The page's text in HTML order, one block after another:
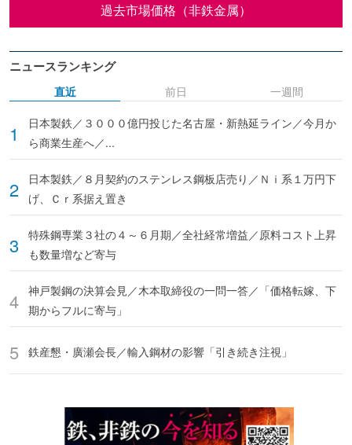
過去市場価格（非鉄金属）
ニュースランキング
直近
日本製鉄／３０００億円投じた名古屋・新熱延ライン／今月か
ら商業生産へ／...
日本製鉄／８月契約のステンレス鋼板店売り／Ｎｉ系１万円下
げ、Ｃｒ系据え置き
特殊鋼専業３社の４～６月期／全社経常増益／原料コスト上昇
も数量増など寄与
神戸製鋼の決算会見／木本取締役の一問一答／「価格転嫁、下
期からフルに寄与」
鉄産懇・廣瀬会長／輸入鋼材の影響「引き続き注視」
前日 一週間